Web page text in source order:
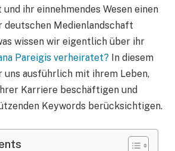
ihr einnehmendes Wesen einen
deutschen Medienlandschaft
wissen wir eigentlich über ihr
Pareigis verheiratet? In diesem
ausführlich mit ihrem Leben,
Karriere beschäftigen und
Keywords berücksichtigen.